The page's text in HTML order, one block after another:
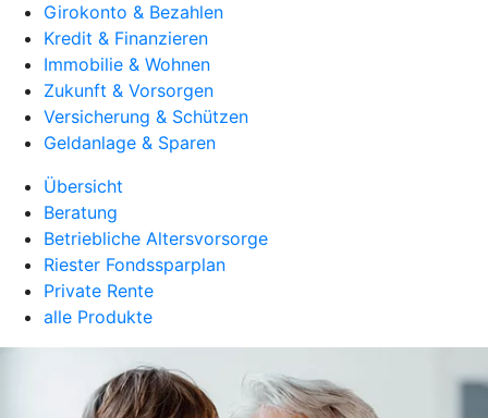
Girokonto & Bezahlen
Kredit & Finanzieren
Immobilie & Wohnen
Zukunft & Vorsorgen
Versicherung & Schützen
Geldanlage & Sparen
Übersicht
Beratung
Betriebliche Altersvorsorge
Riester Fondssparplan
Private Rente
alle Produkte